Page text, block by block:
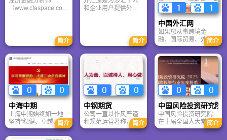
业发展之路，有力维
护了国家经济、金融
中国快速发展成为全
球银行卡产业发展最
快、最具潜力的国家
之一。
行及其他商业银行、
保险公司、证券公司
等金融机构协办，是
我国金融信息科技类
主导期刊。
（www.cfaspace.com
资源，推动CFA职业
发展”，以CFA培训为
纲，以交流为目，打
造世界一流的投资专
业网站”的企业理念，
已经成为CFA教育领
域重要的推动力量之
一。我们已经开始了
自己的事业并将长久
执着于此。
简介
和企业用户提供外汇
服务首选网站！外汇
通网站的信息与服务
涵盖4大领域，包括外
汇投资、外汇理财、
避险。除了在线的信
息和顾问服务以外，
我们专业的团队也为
企业及高端个人用户
提供一对一的外汇风
险管理和资产管理服
务。
简介
中国外汇网
如果您从事跨境金
融、国际贸易、外汇
风险管理或宏观经济
研究，该网站是不可
多得的高质量信息
简介
中海中期
上海中期始终如一地
坚持“稳健、卓越、专
业、诚信、开拓”的服
务理念，以人为本、
简介
中钢期货
公司一直以作风严谨
和规范运营著称，从
未发生过一起客户交
简介
中国风险投资研究院
中国风险投资研究院
在十届全国人大常委
会副委员长、著名管
简介